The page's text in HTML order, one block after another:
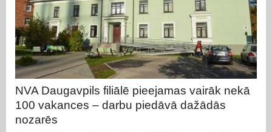
NVA Daugavpils filiālē pieejamas vairāk nekā
100 vakances – darbu piedāvā dažādās
nozarēs